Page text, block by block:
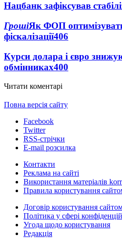
Нацбанк зафіксував
ГрошіЯк ФОП
фіскалізації406
Курси долара і євро
обмінниках400
Читати коментарі
Повна версія сайту
Facebook
Twitter
RSS-стрічки
E-mail розсилка
Контакти
Реклама на сайті
Використання матеріалів
Правила користування
Договір користування
Політика у сфері
Угода щодо користування
Редакція